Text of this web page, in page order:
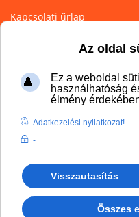
Az oldal
Ez a weboldal
használhatóság
élmény
Adatkezelési nyilatkozat!
-
Visszautasítás
Összes
Kapcsolati űrlap
You are here:
MEBRA PLASTIK